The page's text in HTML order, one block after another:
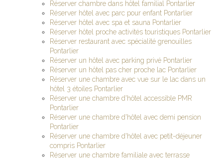
Réserver chambre dans hôtel familial Pontarlier
Réserver hôtel avec parc pour enfant Pontarlier
Réserver hôtel avec spa et sauna Pontarlier
Réserver hôtel proche activités touristiques Pontarlier
Réserver restaurant avec spécialité grenouilles
Pontarlier
Réserver un hôtel avec parking privé Pontarlier
Réserver un hôtel pas cher proche lac Pontarlier
Réserver une chambre avec vue sur le lac dans un
hôtel 3 étoiles Pontarlier
Réserver une chambre d'hôtel accessible PMR
Pontarlier
Réserver une chambre d'hôtel avec demi pension
Pontarlier
Réserver une chambre d'hôtel avec petit-déjeuner
compris Pontarlier
Réserver une chambre familiale avec terrasse